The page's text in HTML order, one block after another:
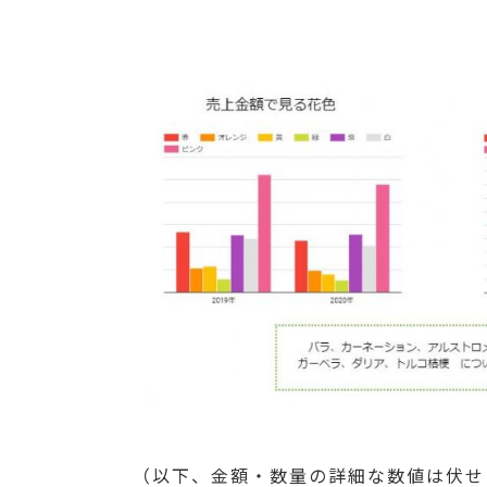
（以下、金額・数量の詳細な数値は伏